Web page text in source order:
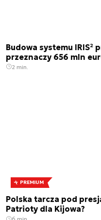
Budowa systemu IRIS²
przeznaczy 656 mln
2 min.
PREMIUM
Polska tarcza pod
Patrioty dla Kijowa?